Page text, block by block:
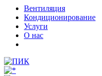
Вентиляция
Кондиционирование
Услуги
О нас